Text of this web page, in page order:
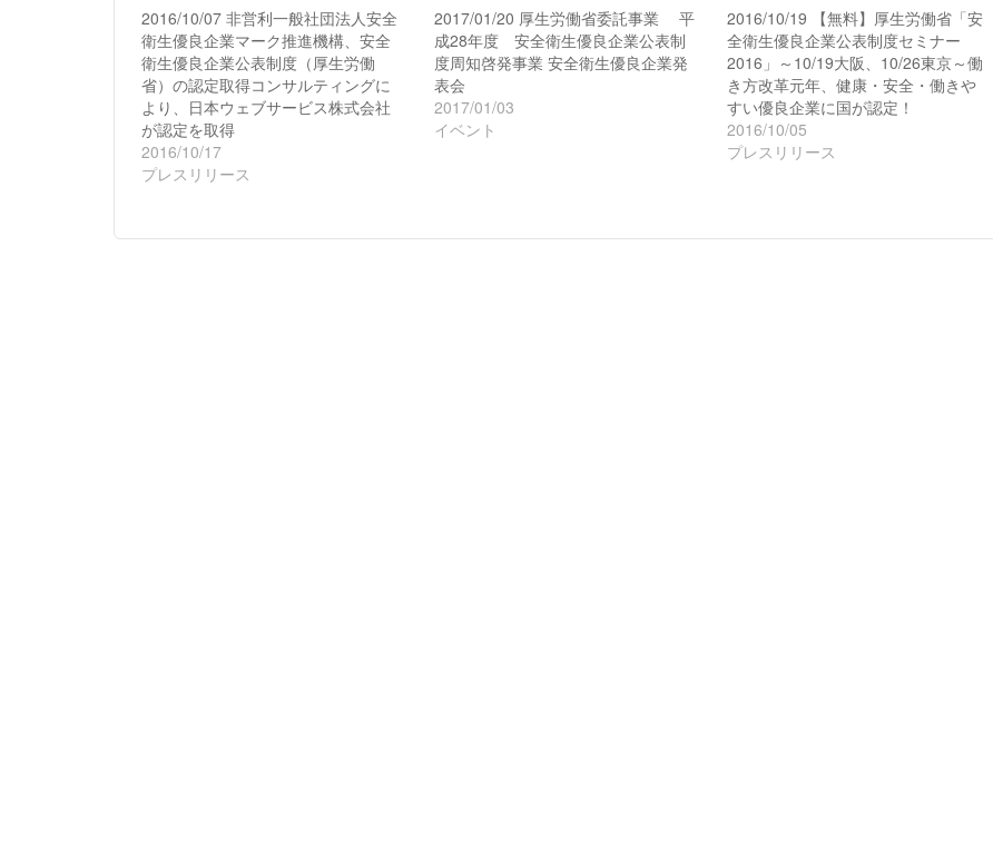
共
有
(新
し
い
ウ
ィ
ン
ド
ウ
で
開
き
ク
リ
ッ
ク
し
て
く
だ
さ
い
(新
し
い
ド
2016/10/07 非営利一般社団法人安全
衛生優良企業マーク推進機構、安全
衛生優良企業公表制度（厚生労働
省）の認定取得コンサルティングに
より、日本ウェブサービス株式会社
が認定を取得
2016/10/17
プレスリリース
2017/01/20 厚生労働省委託事業 平
成28年度 安全衛生優良企業公表制
度周知啓発事業 安全衛生優良企業発
表会
2017/01/03
イベント
2016/10/19 【無料】厚生労働省「安
全衛生優良企業公表制度セミナー
2016」～10/19大阪、10/26東京～働
き方改革元年、健康・安全・働きや
すい優良企業に国が認定！
2016/10/05
プレスリリース